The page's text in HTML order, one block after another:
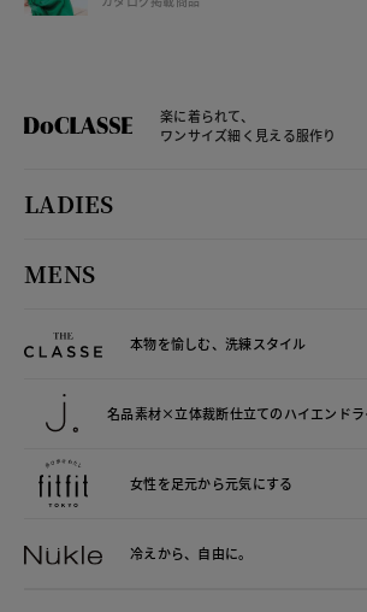
楽に着られて、
ワンサイズ細く見える服作り
LADIES
MENS
本物を愉しむ、洗練スタイル
名品素材×立体裁断仕立てのハイエンド
女性を足元から元気にする
冷えから、 自由に。